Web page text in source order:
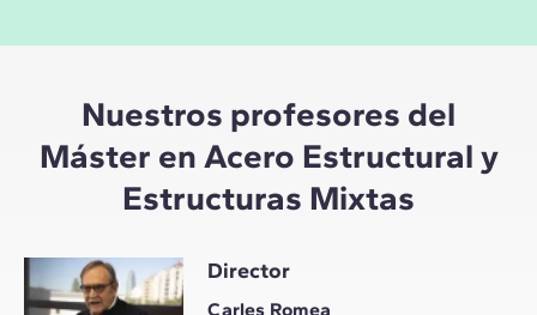
Nuestros profesores del
Máster en Acero Estructural y
Estructuras Mixtas
Director
Carles Romea